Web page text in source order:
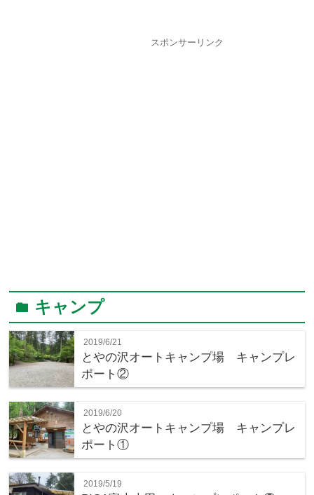
スポンサーリンク
folder キャンプ
2019/6/21
とやの沢オートキャンプ場 キャンプレ
ポート②
2019/6/20
とやの沢オートキャンプ場 キャンプレ
ポート①
2019/5/19